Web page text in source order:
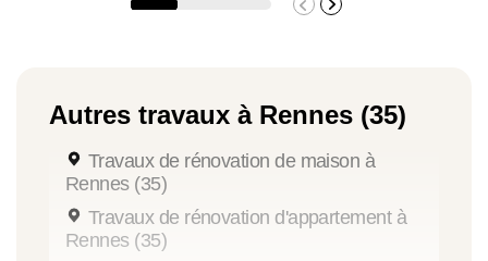
Autres travaux à Rennes (35)
Travaux de rénovation de maison à
Rennes (35)
Travaux de rénovation d'appartement à
Rennes (35)